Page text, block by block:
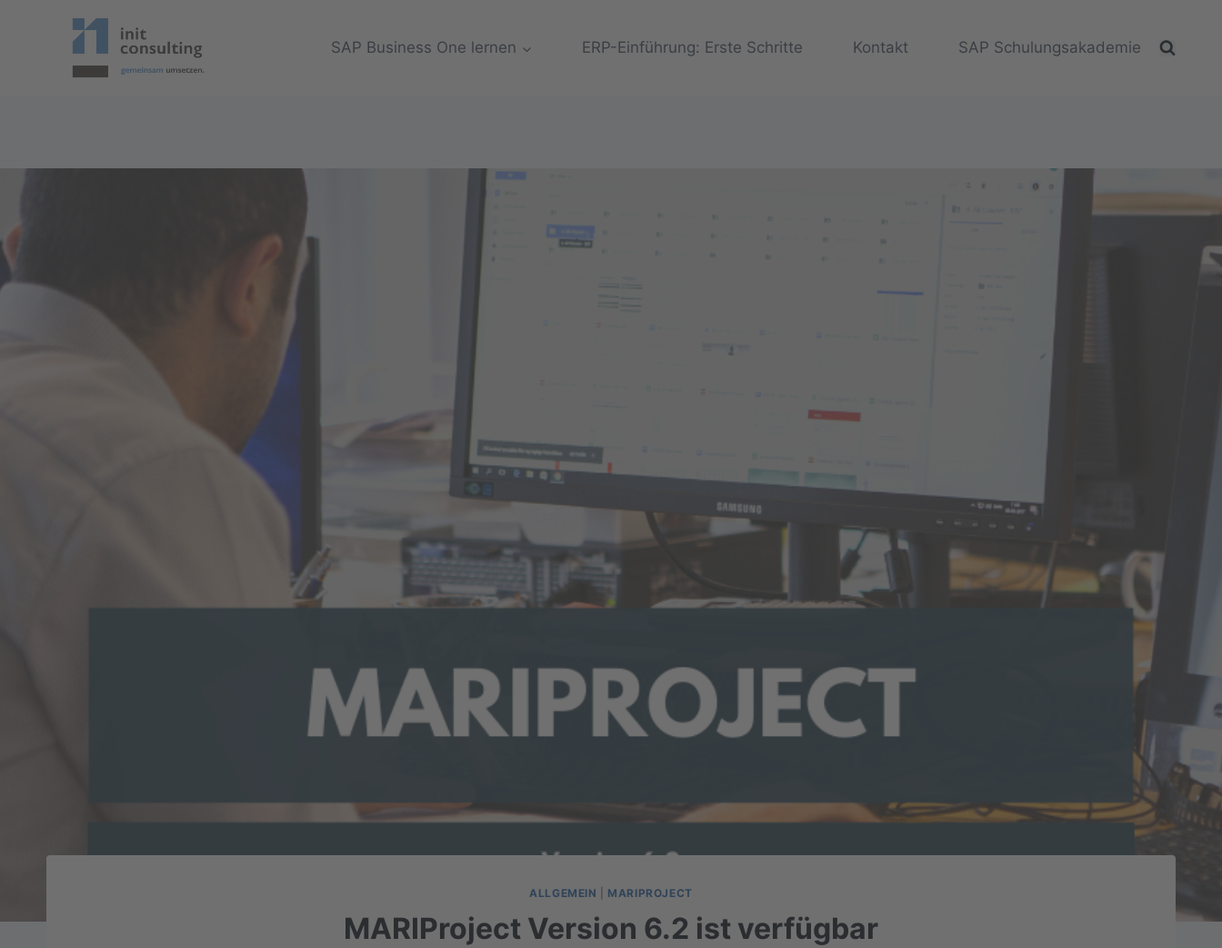
SAP Business One lernen ERP-Einführung: Erste Schritte Kontakt SAP Schulungsakademie
ALLGEMEIN MARIPROJECT
MARIProject Version 6.2 ist verfügbar